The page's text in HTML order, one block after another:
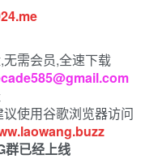
需会员,全速下载
使用谷歌浏览器访问
群已经上线